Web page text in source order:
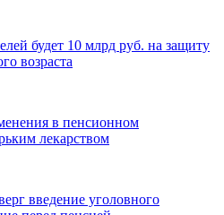
будет 10 млрд руб. на защиту
возраста
в пенсионном
лекарством
введение уголовного